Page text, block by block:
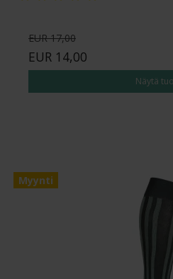
EUR 17,00
EUR 14,00
Näytä
Myynti